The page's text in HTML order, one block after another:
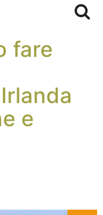
fare
e